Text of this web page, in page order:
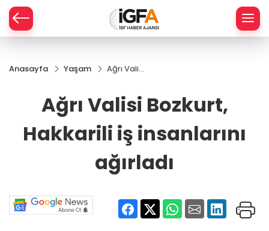
Anasayfa Yaşam
Ağrı Valisi
iş
ağırladı
Ağrı Valisi Bozkurt,
Hakkarili iş insanlarını
ağırladı